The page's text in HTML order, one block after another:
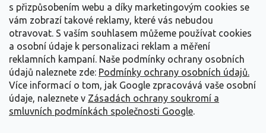
s přizpůsobením webu a díky marketingovým cookies se
vám zobrazí takové reklamy, které vás nebudou
otravovat. S vaším souhlasem můžeme používat cookies
a osobní údaje k personalizaci reklam a měření
reklamních kampaní. Naše podmínky ochrany osobních
údajů naleznete zde: Podmínky ochrany osobních údajů.
Více informací o tom, jak Google zpracovává vaše osobní
údaje, naleznete v Zásadách ochrany soukromí a
smluvních podmínkách společnosti Google.